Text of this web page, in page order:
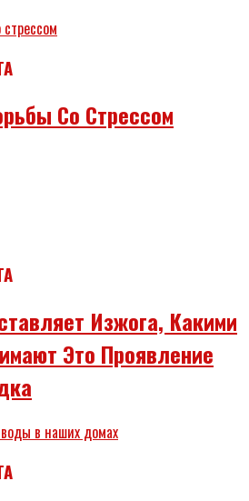
Со Стрессом
Изжога, Какими
Это Проявление